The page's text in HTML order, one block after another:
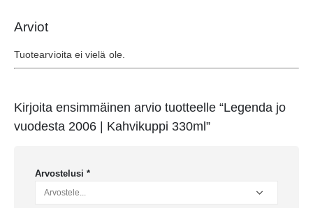
Arviot
Tuotearvioita ei vielä ole.
Kirjoita ensimmäinen arvio tuotteelle “Legenda jo
vuodesta 2006 | Kahvikuppi 330ml”
Arvostelusi *